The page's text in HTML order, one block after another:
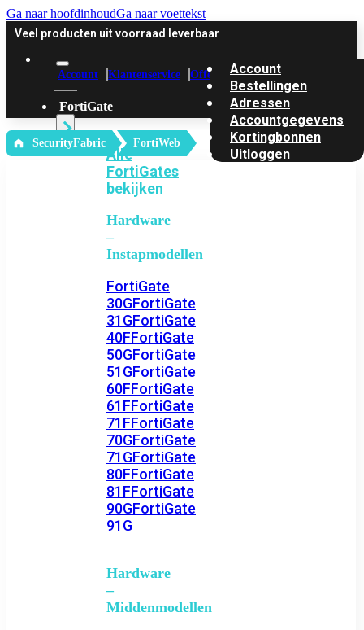
Ga naar hoofdinhoudGa naar voettekst
Veel producten uit voorraad leverbaar
Account Klantenservice Offerte
FortiGate
Alle
FortiGates
bekijken
Hardware
–
Instapmodellen
FortiGate
30GFortiGate
31GFortiGate
40FFortiGate
50GFortiGate
51GFortiGate
60FFortiGate
61FFortiGate
71FFortiGate
70GFortiGate
71GFortiGate
80FFortiGate
81FFortiGate
90GFortiGate
91G
Hardware
–
Middenmodellen
Account
Bestellingen
Adressen
Accountgegevens
Kortingbonnen
Uitloggen
‎ SecurityFabric FortiWeb